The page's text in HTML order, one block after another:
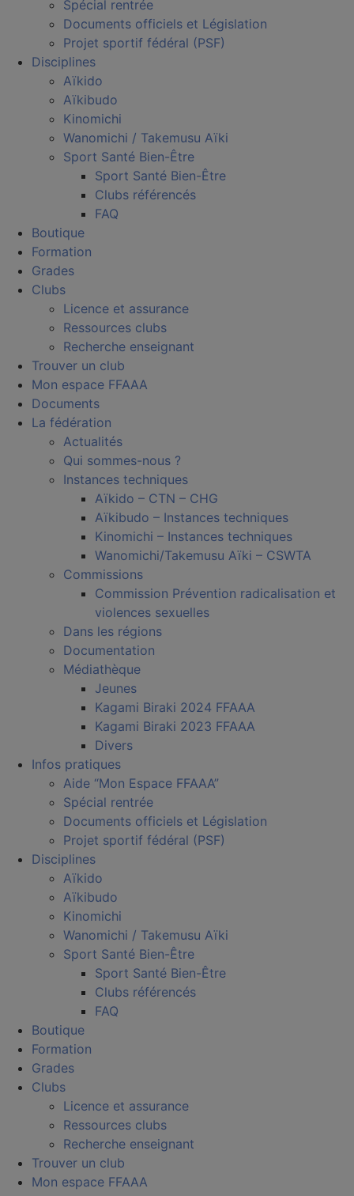
Spécial rentrée
Documents officiels et Législation
Projet sportif fédéral (PSF)
Disciplines
Aïkido
Aïkibudo
Kinomichi
Wanomichi / Takemusu Aïki
Sport Santé Bien-Être
Sport Santé Bien-Être
Clubs référencés
FAQ
Boutique
Formation
Grades
Clubs
Licence et assurance
Ressources clubs
Recherche enseignant
Trouver un club
Mon espace FFAAA
Documents
La fédération
Actualités
Qui sommes-nous ?
Instances techniques
Aïkido – CTN – CHG
Aïkibudo – Instances techniques
Kinomichi – Instances techniques
Wanomichi/Takemusu Aïki – CSWTA
Commissions
Commission Prévention radicalisation et
violences sexuelles
Dans les régions
Documentation
Médiathèque
Jeunes
Kagami Biraki 2024 FFAAA
Kagami Biraki 2023 FFAAA
Divers
Infos pratiques
Aide “Mon Espace FFAAA”
Spécial rentrée
Documents officiels et Législation
Projet sportif fédéral (PSF)
Disciplines
Aïkido
Aïkibudo
Kinomichi
Wanomichi / Takemusu Aïki
Sport Santé Bien-Être
Sport Santé Bien-Être
Clubs référencés
FAQ
Boutique
Formation
Grades
Clubs
Licence et assurance
Ressources clubs
Recherche enseignant
Trouver un club
Mon espace FFAAA